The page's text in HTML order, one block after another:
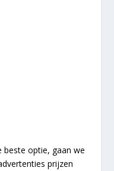
beste optie, gaan we
prijzen